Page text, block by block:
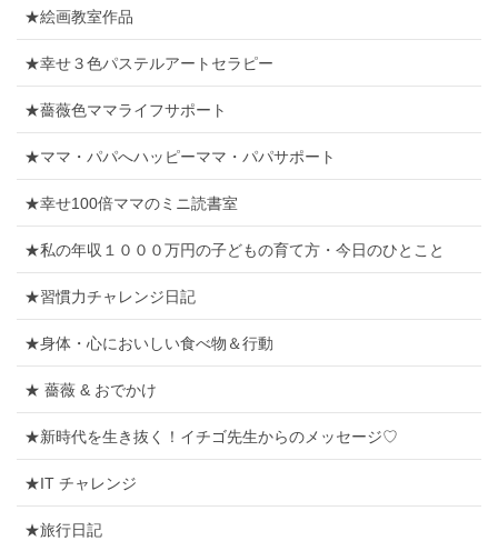
★絵画教室作品
★幸せ３色パステルアートセラピー
★薔薇色ママライフサポート
★ママ・パパへハッピーママ・パパサポート
★幸せ100倍ママのミニ読書室
★私の年収１０００万円の子どもの育て方・今日のひとこと
★習慣力チャレンジ日記
★身体・心においしい食べ物＆行動
★ 薔薇 & おでかけ
★新時代を生き抜く！イチゴ先生からのメッセージ♡
★IT チャレンジ
★旅行日記